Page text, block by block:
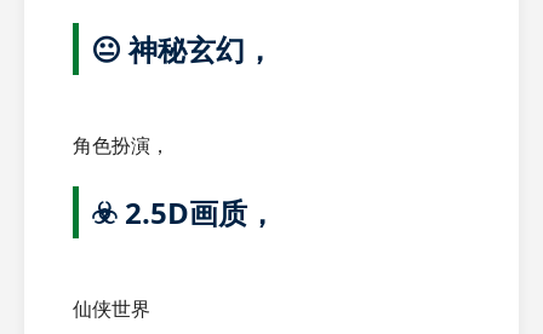
😐 神秘玄幻，
角色扮演，
☣️ 2.5D画质，
仙侠世界